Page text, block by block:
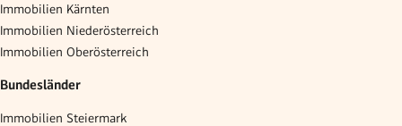
Immobilien Kärnten
Immobilien Niederösterreich
Immobilien Oberösterreich
Bundesländer
Immobilien Steiermark